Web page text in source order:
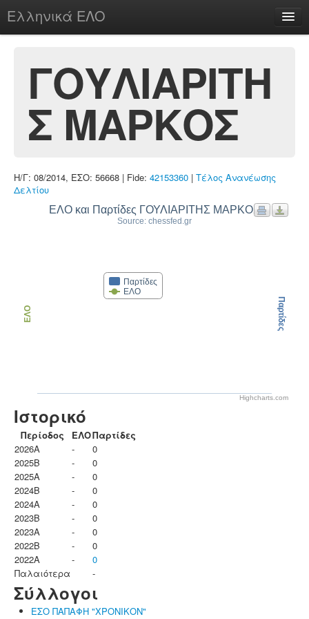
Ελληνικά ΕΛΟ
chesstu.be @ discord
Login
ΓΟΥΛΙΑΡΙΤΗ
Σ ΜΑΡΚΟΣ
Η/Γ: 08/2014, ΕΣΟ: 56668 | Fide: 42153360 | Τέλος Ανανέωσης
Δελτίου
ΕΛΟ και Παρτίδες ΓΟΥΛΙΑΡΙΤΗΣ ΜΑΡΚΟΣ
Source: chessfed.gr
Παρτίδες
ΕΛΟ
ΕΛΟ Παρτίδες
Highcharts.com
Ιστορικό
Περίοδος ΕΛΟΠαρτίδες
2026A
-
0
2025B
-
0
2025A
-
0
2024B
-
0
2024A
-
0
2023B
-
0
2023Α
-
0
2022B
-
0
2022A
-
0
Παλαιότερα
-
Σύλλογοι
ΕΣΟ ΠΑΠΑΦΗ "ΧΡΟΝΙΚΟΝ"